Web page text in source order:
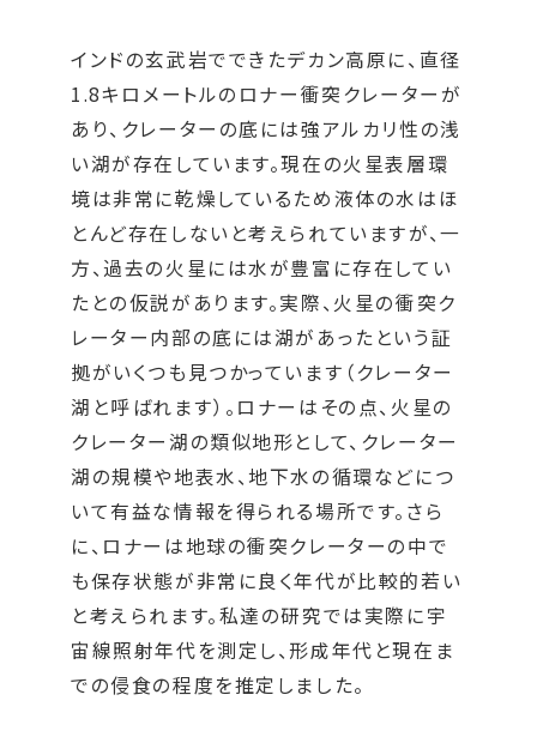
インドの玄武岩でできたデカン高原に、直径
1.8キロメートルのロナー衝突クレーターが
あり、クレーターの底には強アルカリ性の浅
い湖が存在しています。現在の火星表層環
境は非常に乾燥しているため液体の水はほ
とんど存在しないと考えられていますが、一
方、過去の火星には水が豊富に存在してい
たとの仮説があります。実際、火星の衝突ク
レーター内部の底には湖があったという証
拠がいくつも見つかっています（クレーター
湖と呼ばれます）。ロナーはその点、火星の
クレーター湖の類似地形として、クレーター
湖の規模や地表水、地下水の循環などにつ
いて有益な情報を得られる場所です。さら
に、ロナーは地球の衝突クレーターの中で
も保存状態が非常に良く年代が比較的若い
と考えられます。私達の研究では実際に宇
宙線照射年代を測定し、形成年代と現在ま
での侵食の程度を推定しました。